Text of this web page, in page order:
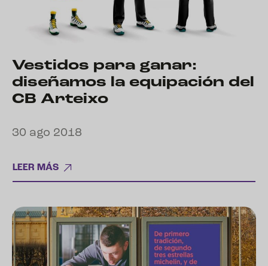
Vestidos para ganar:
diseñamos la equipación del
CB Arteixo
30 ago 2018
LEER MÁS